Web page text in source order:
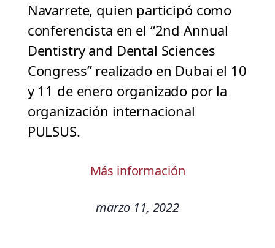
Navarrete, quien participó como
conferencista en el “2nd Annual
Dentistry and Dental Sciences
Congress” realizado en Dubai el 10
y 11 de enero organizado por la
organización internacional
PULSUS.
Más información
marzo 11, 2022